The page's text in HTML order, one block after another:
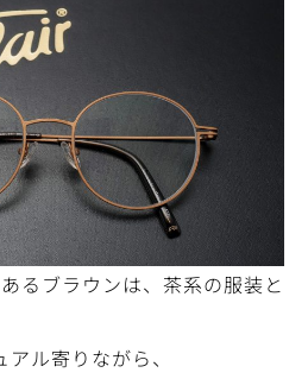
るブラウンは、茶系の服装と
ル寄りながら、